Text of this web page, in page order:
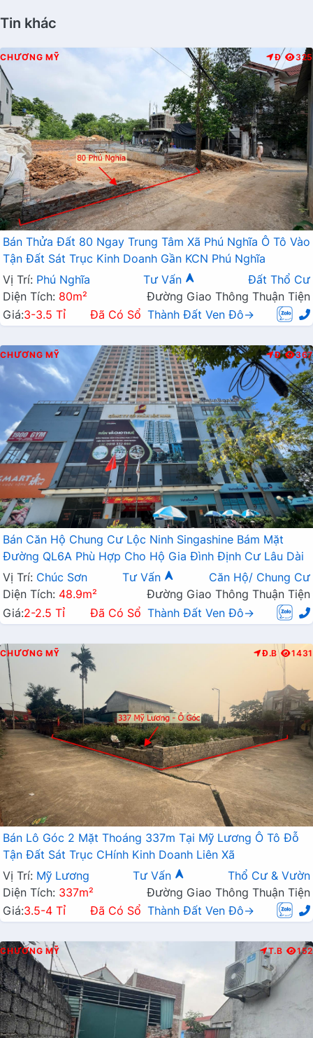
Tin khác
CHƯƠNG MỸ Đ 325
Bán Thửa Đất 80 Ngay Trung Tâm Xã Phú Nghĩa Ô Tô Vào
Tận Đất Sát Trục Kinh Doanh Gần KCN Phú Nghĩa
Vị Trí: Phú Nghĩa Tư Vấn
Đất Thổ Cư
Diện Tích: 80m²
Đường Giao Thông Thuận Tiện
Giá:3-3.5 Tỉ Đã Có Sổ Thành Đất Ven Đô→
CHƯƠNG MỸ Đ 367
Bán Căn Hộ Chung Cư Lộc Ninh Singashine Bám Mặt
Đường QL6A Phù Hợp Cho Hộ Gia Đình Định Cư Lâu Dài
Vị Trí: Chúc Sơn Tư Vấn
Căn Hộ/ Chung Cư
Diện Tích: 48.9m²
Đường Giao Thông Thuận Tiện
Giá:2-2.5 Tỉ Đã Có Sổ Thành Đất Ven Đô→
CHƯƠNG MỸ Đ.B 1431
Bán Lô Góc 2 Mặt Thoáng 337m Tại Mỹ Lương Ô Tô Đỗ
Tận Đất Sát Trục CHính Kinh Doanh Liên Xã
Vị Trí: Mỹ Lương Tư Vấn
Thổ Cư & Vườn
Diện Tích: 337m²
Đường Giao Thông Thuận Tiện
Giá:3.5-4 Tỉ Đã Có Sổ Thành Đất Ven Đô→
CHƯƠNG MỸ T.B 152